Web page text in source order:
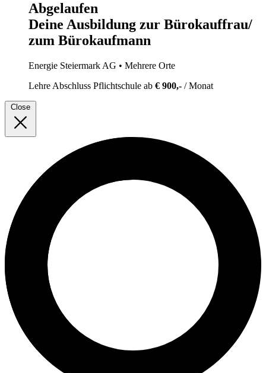
Abgelaufen
Deine Ausbildung zur Bürokauffrau/
zum Bürokaufmann
Energie Steiermark AG • Mehrere Orte
Lehre Abschluss Pflichtschule ab € 900,- / Monat
Close